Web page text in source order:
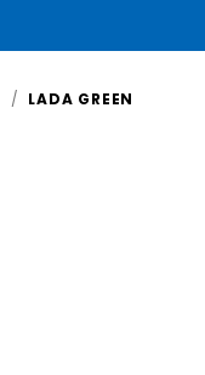
/ LADA GREEN